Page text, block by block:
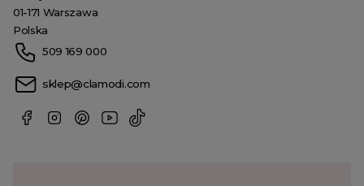
01-171 Warszawa
Polska
509 169 000
sklep@clamodi.com